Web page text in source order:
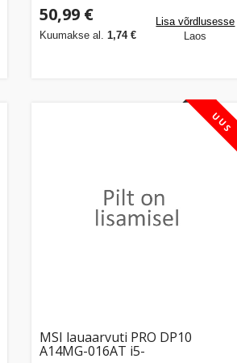
50,99 €
Kuumakse al. 1,74 €
Lisa võrdlusesse
Laos
MSI lauaarvuti PRO DP10
A14MG-016AT i5-
UUS